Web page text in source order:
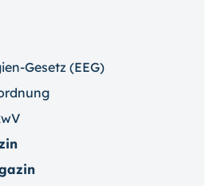
Gesetz (EEG)